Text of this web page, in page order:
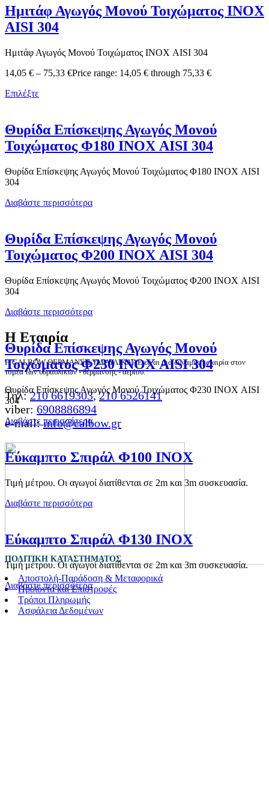
Ημιτάφ Αγωγός Μονού Τοιχώματος ΙΝΟΧ
AISI 304
Ημιτάφ Αγωγός Μονού Τοιχώματος ΙΝΟΧ AISI 304
14,05 € – 75,33 €Price range: 14,05 € through 75,33 €
Επιλέξτε
Θυρίδα Επίσκεψης Αγωγός Μονού
Τοιχώματος Φ180 ΙΝΟΧ AISI 304
Θυρίδα Επίσκεψης Αγωγός Μονού Τοιχώματος Φ180 ΙΝΟΧ AISI
304
Διαβάστε περισσότερα
Θυρίδα Επίσκεψης Αγωγός Μονού
Τοιχώματος Φ200 ΙΝΟΧ AISI 304
Θυρίδα Επίσκεψης Αγωγός Μονού Τοιχώματος Φ200 ΙΝΟΧ AISI
304
Διαβάστε περισσότερα
Θυρίδα Επίσκεψης Αγωγός Μονού
Τοιχώματος Φ230 ΙΝΟΧ AISI 304
Θυρίδα Επίσκεψης Αγωγός Μονού Τοιχώματος Φ230 ΙΝΟΧ AISI
304
Διαβάστε περισσότερα
Εύκαμπτο Σπιράλ Φ100 ΙΝΟΧ
Τιμή μέτρου. Οι αγωγοί διατίθενται σε 2m και 3m συσκευασία.
Διαβάστε περισσότερα
Εύκαμπτο Σπιράλ Φ130 ΙΝΟΧ
Τιμή μέτρου. Οι αγωγοί διατίθενται σε 2m και 3m συσκευασία.
Διαβάστε περισσότερα
Η Εταιρία
Η CALBOW ΘΕΡΜΑΝΣΗ ΥΔΡΑΥΛΙΚΑ ΑΕ είναι μια δυναμική εταιρία στον
τομέα των υδραυλικών - θέρμανσης - αερίου.
Τηλ:210 6619303,210 6526141
viber: 6908886894
e-mail:info@calbow.gr
ΠΟΛΙΤΙΚΉ ΚΑΤΑΣΤΉΜΑΤΟΣ
Αποστολή-Παράδοση & Μεταφορικά
Προϊόντα και Επιστροφές
Τρόποι Πληρωμής
Ασφάλεια Δεδομένων